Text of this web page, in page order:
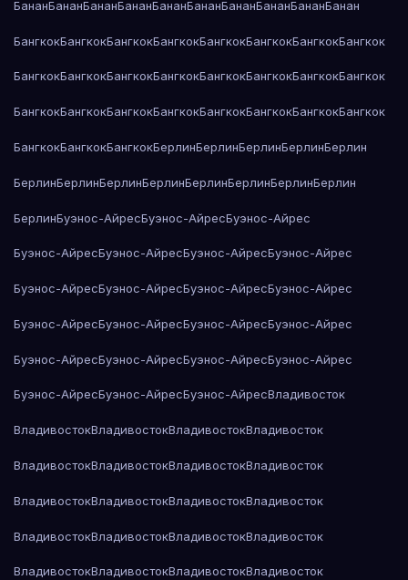
БананБананБананБананБананБананБананБананБананБанан
БангкокБангкокБангкокБангкокБангкокБангкокБангкокБангкок
БангкокБангкокБангкокБангкокБангкокБангкокБангкокБангкок
БангкокБангкокБангкокБангкокБангкокБангкокБангкокБангкок
БангкокБангкокБангкокБерлинБерлинБерлинБерлинБерлин
БерлинБерлинБерлинБерлинБерлинБерлинБерлинБерлин
БерлинБуэнос-АйресБуэнос-АйресБуэнос-Айрес
Буэнос-АйресБуэнос-АйресБуэнос-АйресБуэнос-Айрес
Буэнос-АйресБуэнос-АйресБуэнос-АйресБуэнос-Айрес
Буэнос-АйресБуэнос-АйресБуэнос-АйресБуэнос-Айрес
Буэнос-АйресБуэнос-АйресБуэнос-АйресБуэнос-Айрес
Буэнос-АйресБуэнос-АйресБуэнос-АйресВладивосток
ВладивостокВладивостокВладивостокВладивосток
ВладивостокВладивостокВладивостокВладивосток
ВладивостокВладивостокВладивостокВладивосток
ВладивостокВладивостокВладивостокВладивосток
ВладивостокВладивостокВладивостокВладивосток